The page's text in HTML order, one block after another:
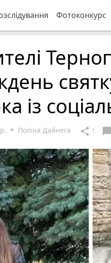
Фотоконкурс
із
Поліна Дайнега share 1 chat_bubble